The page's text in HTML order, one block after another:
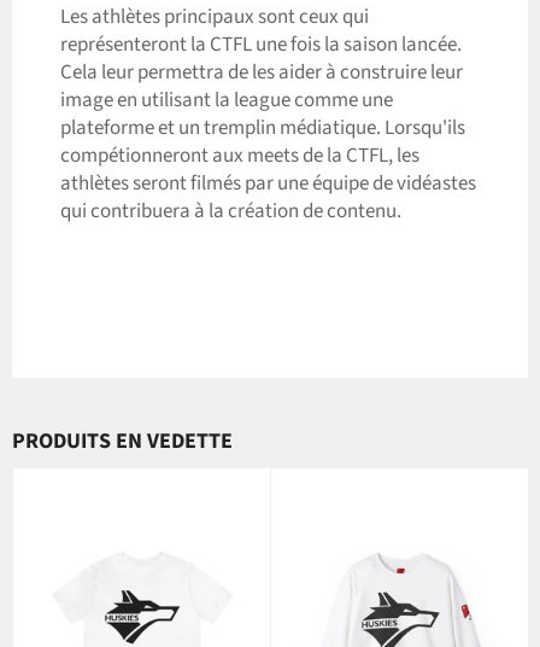
Les athlètes principaux sont ceux qui
représenteront la CTFL une fois la saison lancée.
Cela leur permettra de les aider à construire leur
image en utilisant la league comme une
plateforme et un tremplin médiatique. Lorsqu'ils
compétionneront aux meets de la CTFL, les
athlètes seront filmés par une équipe de vidéastes
qui contribuera à la création de contenu.
PRODUITS EN VEDETTE